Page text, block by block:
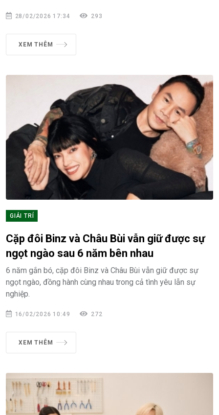
28/02/2026 17:34 293
XEM THÊM
GIẢI TRÍ
Cặp đôi Binz và Châu Bùi vẫn giữ được sự
ngọt ngào sau 6 năm bên nhau
6 năm gắn bó, cặp đôi Binz và Châu Bùi vẫn giữ được sự
ngọt ngào, đồng hành cùng nhau trong cả tình yêu lẫn sự
nghiệp.
16/02/2026 10:49 272
XEM THÊM